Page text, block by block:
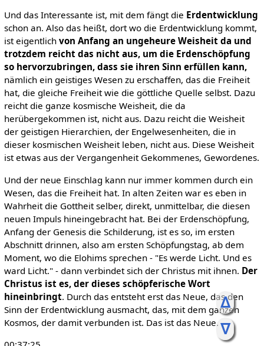
ᐃ
ᐁ
Und das Interessante ist, mit dem fängt die Erdentwicklung
schon an. Also das heißt, dort wo die Erdentwicklung kommt,
ist eigentlich von Anfang an ungeheure Weisheit da und
trotzdem reicht das nicht aus, um die Erdenschöpfung
so hervorzubringen, dass sie ihren Sinn erfüllen kann,
nämlich ein geistiges Wesen zu erschaffen, das die Freiheit
hat, die gleiche Freiheit wie die göttliche Quelle selbst. Dazu
reicht die ganze kosmische Weisheit, die da
herübergekommen ist, nicht aus. Dazu reicht die Weisheit
der geistigen Hierarchien, der Engelwesenheiten, die in
dieser kosmischen Weisheit leben, nicht aus. Diese Weisheit
ist etwas aus der Vergangenheit Gekommenes, Gewordenes.
Und der neue Einschlag kann nur immer kommen durch ein
Wesen, das die Freiheit hat. In alten Zeiten war es eben in
Wahrheit die Gottheit selber, direkt, unmittelbar, die diesen
neuen Impuls hineingebracht hat. Bei der Erdenschöpfung,
Anfang der Genesis die Schilderung, ist es so, im ersten
Abschnitt drinnen, also am ersten Schöpfungstag, ab dem
Moment, wo die Elohims sprechen - "Es werde Licht. Und es
ward Licht." - dann verbindet sich der Christus mit ihnen. Der
Christus ist es, der dieses schöpferische Wort
hineinbringt. Durch das entsteht erst das Neue, das den
Sinn der Erdentwicklung ausmacht, das, mit dem ganzen
Kosmos, der damit verbunden ist. Das ist das Neue.